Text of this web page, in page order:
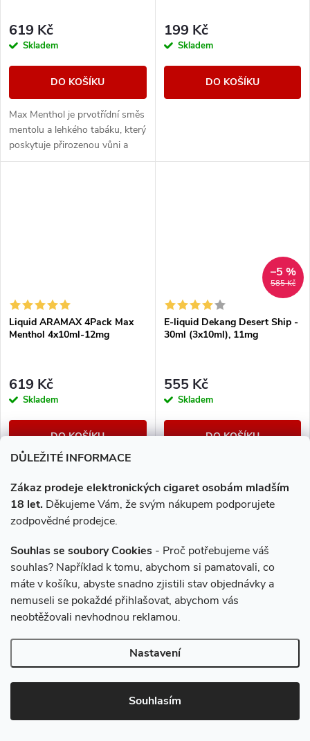
DŮLEŽITÉ INFORMACE
Zákaz prodeje elektronických cigaret osobám mladším
18 let. Děkujeme Vám, že svým nákupem podporujete
zodpovědné prodejce.
Souhlas se soubory Cookies - Proč potřebujeme váš
souhlas? Například k tomu, abychom si pamatovali, co
máte v košíku, abyste snadno zjistili stav objednávky a
nemuseli se pokaždé přihlašovat, abychom vás
neobtěžovali nevhodnou reklamou.
Nastavení
Souhlasím
619 Kč
Skladem
DO KOŠÍKU
Max Menthol je prvotřídní směs
mentolu a lehkého tabáku, který
poskytuje přirozenou vůni a
maximální osvěžení.
199 Kč
Skladem
DO KOŠÍKU
Liquid ARAMAX 4Pack Max
Menthol 4x10ml-12mg
619 Kč
Skladem
DO KOŠÍKU
mentolu a lehkého tabáku, který
poskytuje přirozenou vůni a
maximální osvěžení.
585 Kč
–5 %
E-liquid Dekang Desert Ship -
30ml (3x10ml), 11mg
555 Kč
Skladem
DO KOŠÍKU
nemůže chybět ani
nejoblíbenější tabák s
1 950 Kč
–8 %
1 950 Kč